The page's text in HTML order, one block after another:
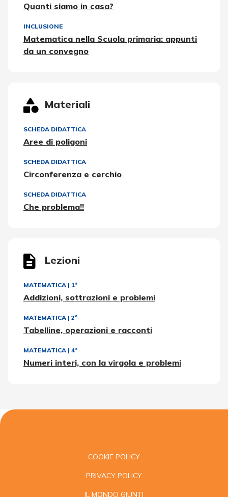
Quanti siamo in casa?
INCLUSIONE
Matematica nella Scuola primaria: appunti
da un convegno
Materiali
SCHEDA DIDATTICA
Aree di poligoni
SCHEDA DIDATTICA
Circonferenza e cerchio
SCHEDA DIDATTICA
Che problema!!
Lezioni
MATEMATICA | 1ª
Addizioni, sottrazioni e problemi
MATEMATICA | 2ª
Tabelline, operazioni e racconti
MATEMATICA | 4ª
Numeri interi, con la virgola e problemi
COOKIE POLICY
PRIVACY POLICY
IL MONDO GIUNTI